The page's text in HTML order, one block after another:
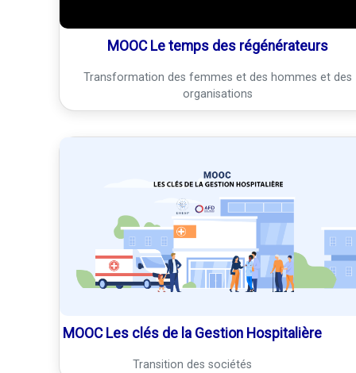
MOOC Le temps des régénérateurs
Transformation des femmes et des hommes et des
organisations
MOOC Les clés de la Gestion Hospitalière
Transition des sociétés